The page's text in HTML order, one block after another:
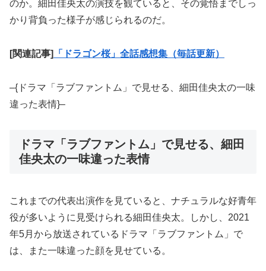
のか。細田佳央太の演技を観ていると、その覚悟までしっ
かり背負った様子が感じられるのだ。
[関連記事] 「ドラゴン桜」全話感想集（毎話更新）
–{ドラマ「ラブファントム」で見せる、細田佳央太の一味
違った表情}–
ドラマ「ラブファントム」で見せる、細田
佳央太の一味違った表情
これまでの代表出演作を見ていると、ナチュラルな好青年
役が多いように見受けられる細田佳央太。しかし、2021
年5月から放送されているドラマ「ラブファントム」で
は、また一味違った顔を見せている。